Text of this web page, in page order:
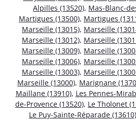
Alpilles (13520), Mas-Blanc-
Martigues (13500), Martigues
Marseille (13015), Marseille
Marseille (13012), Marseille
Marseille (13009), Marseille
Marseille (13006), Marseille
Marseille (13003), Marseille
Marseille (13000), Marignane
Maillane (13910), Les Pennes-
de-Provence (13520), Le Tholonet
Le Puy-Sainte-Réparade (13610)